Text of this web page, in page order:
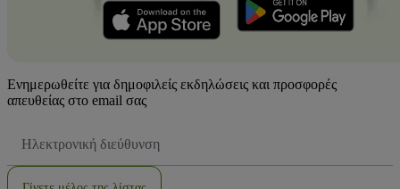
Ενημερωθείτε για δημοφιλείς εκδηλώσεις και προσφορές
απευθείας στο email σας
Email